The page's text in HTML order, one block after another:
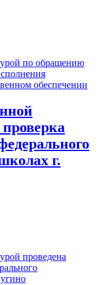
по обращению
обеспечении
г.
проведена